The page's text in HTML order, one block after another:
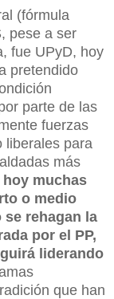
(fórmula
pese a ser
fue UPyD, hoy
pretendido
parte de las
fuerzas
liberales para
más
hoy muchas
o medio
se rehagan la
por el PP,
liderando
que han